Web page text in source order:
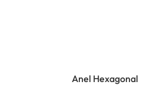
Anel Hexagonal